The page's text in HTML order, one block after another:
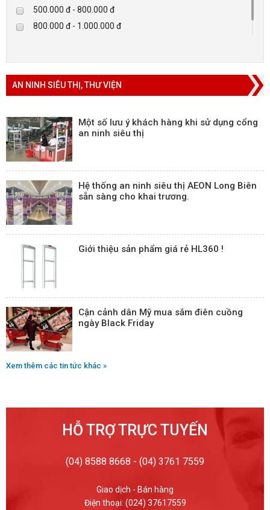
Rapiscan
500.000 đ - 800.000 đ
800.000 đ - 1.000.000 đ
AN NINH SIÊU THỊ, THƯ VIỆN
Một số lưu ý khách hàng khi sử dụng cổng
an ninh siêu thị
Hệ thống an ninh siêu thị AEON Long Biên
sẵn sàng cho khai trương.
Giới thiệu sản phẩm giá rẻ HL360 !
Cận cảnh dân Mỹ mua sắm điên cuồng
ngày Black Friday
Xem thêm các tin tức khác »
HỖ TRỢ TRỰC TUYẾN
(04) 8588 8668 - (04) 3761 7559
Giao dịch - Bán hàng
Điện thoại: (024) 37617559